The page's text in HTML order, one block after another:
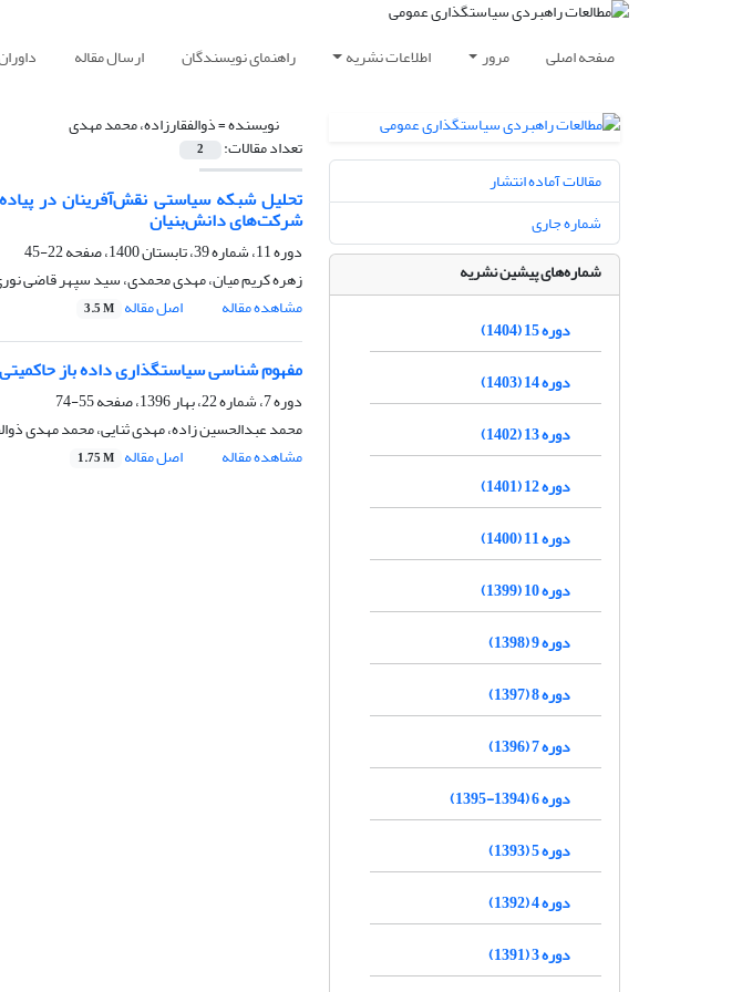
صفحه اصلی مرور اطلاعات نشریه راهنمای نویسندگان ارسال مقاله
نویسنده =ذوالفقارزاده، محمد مهدی
تعداد مقالات: 2
تحلیل شبکه سیاستی نقش‌آفرینان در
شرکت‌های دانش‌بنیان
دوره 11، شماره 39، تابستان 1400، صفحه
22-45
زهره کریم میان، مهدی محمدی، سید سپهر قاضی
مشاهده مقاله
اصل مقاله 3.5 M
مفهوم شناسی سیاستگذاری داده باز
دوره 7، شماره 22، بهار 1396، صفحه
55-74
محمد عبدالحسین زاده، مهدی ثنایی، محمد مهدی
مشاهده مقاله
اصل مقاله 1.75 M
مقالات آماده انتشار
شماره جاری
شماره‌های پیشین نشریه
دوره 15 (1404)
دوره 14 (1403)
دوره 13 (1402)
دوره 12 (1401)
دوره 11 (1400)
دوره 10 (1399)
دوره 9 (1398)
دوره 8 (1397)
دوره 7 (1396)
دوره 6 (1394-1395)
دوره 5 (1393)
دوره 4 (1392)
دوره 3 (1391)